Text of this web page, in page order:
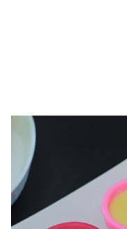
การ
ตกแต่ง
มือ
ถือ
ราคา
ทอง